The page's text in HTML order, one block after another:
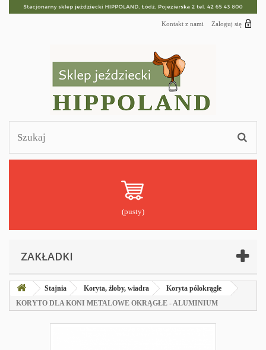
Zaloguj się
Kontakt z nami
(pusty)
ZAKŁADKI
Stajnia Koryta, żłoby, wiadra
Koryta półokrągłe
KORYTO DLA KONI METALOWE OKRĄGŁE - ALUMINIUM